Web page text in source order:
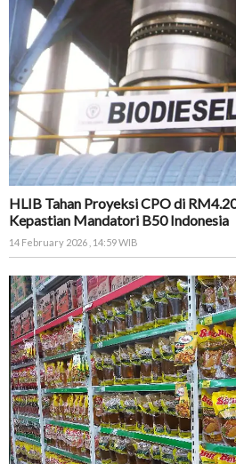
HLIB Tahan Proyeksi CPO di
Kepastian Mandatori B50 Indonesia
14 February 2026 , 14:59 WIB